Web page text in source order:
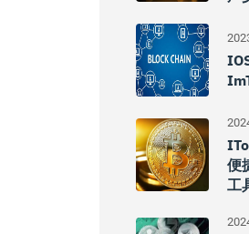
便
工